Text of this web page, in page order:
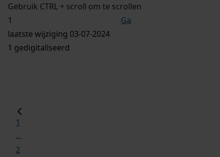
Gebruik CTRL + scroll om te scrollen
Ga
laatste wijziging 03-07-2024
1 gedigitaliseerd
1
...
2